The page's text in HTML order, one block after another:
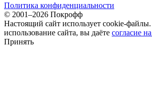
Политика конфиденциальности
© 2001–2026 Покрофф
Настоящий сайт использует cookie-
использование сайта, вы даёте согласие
Принять